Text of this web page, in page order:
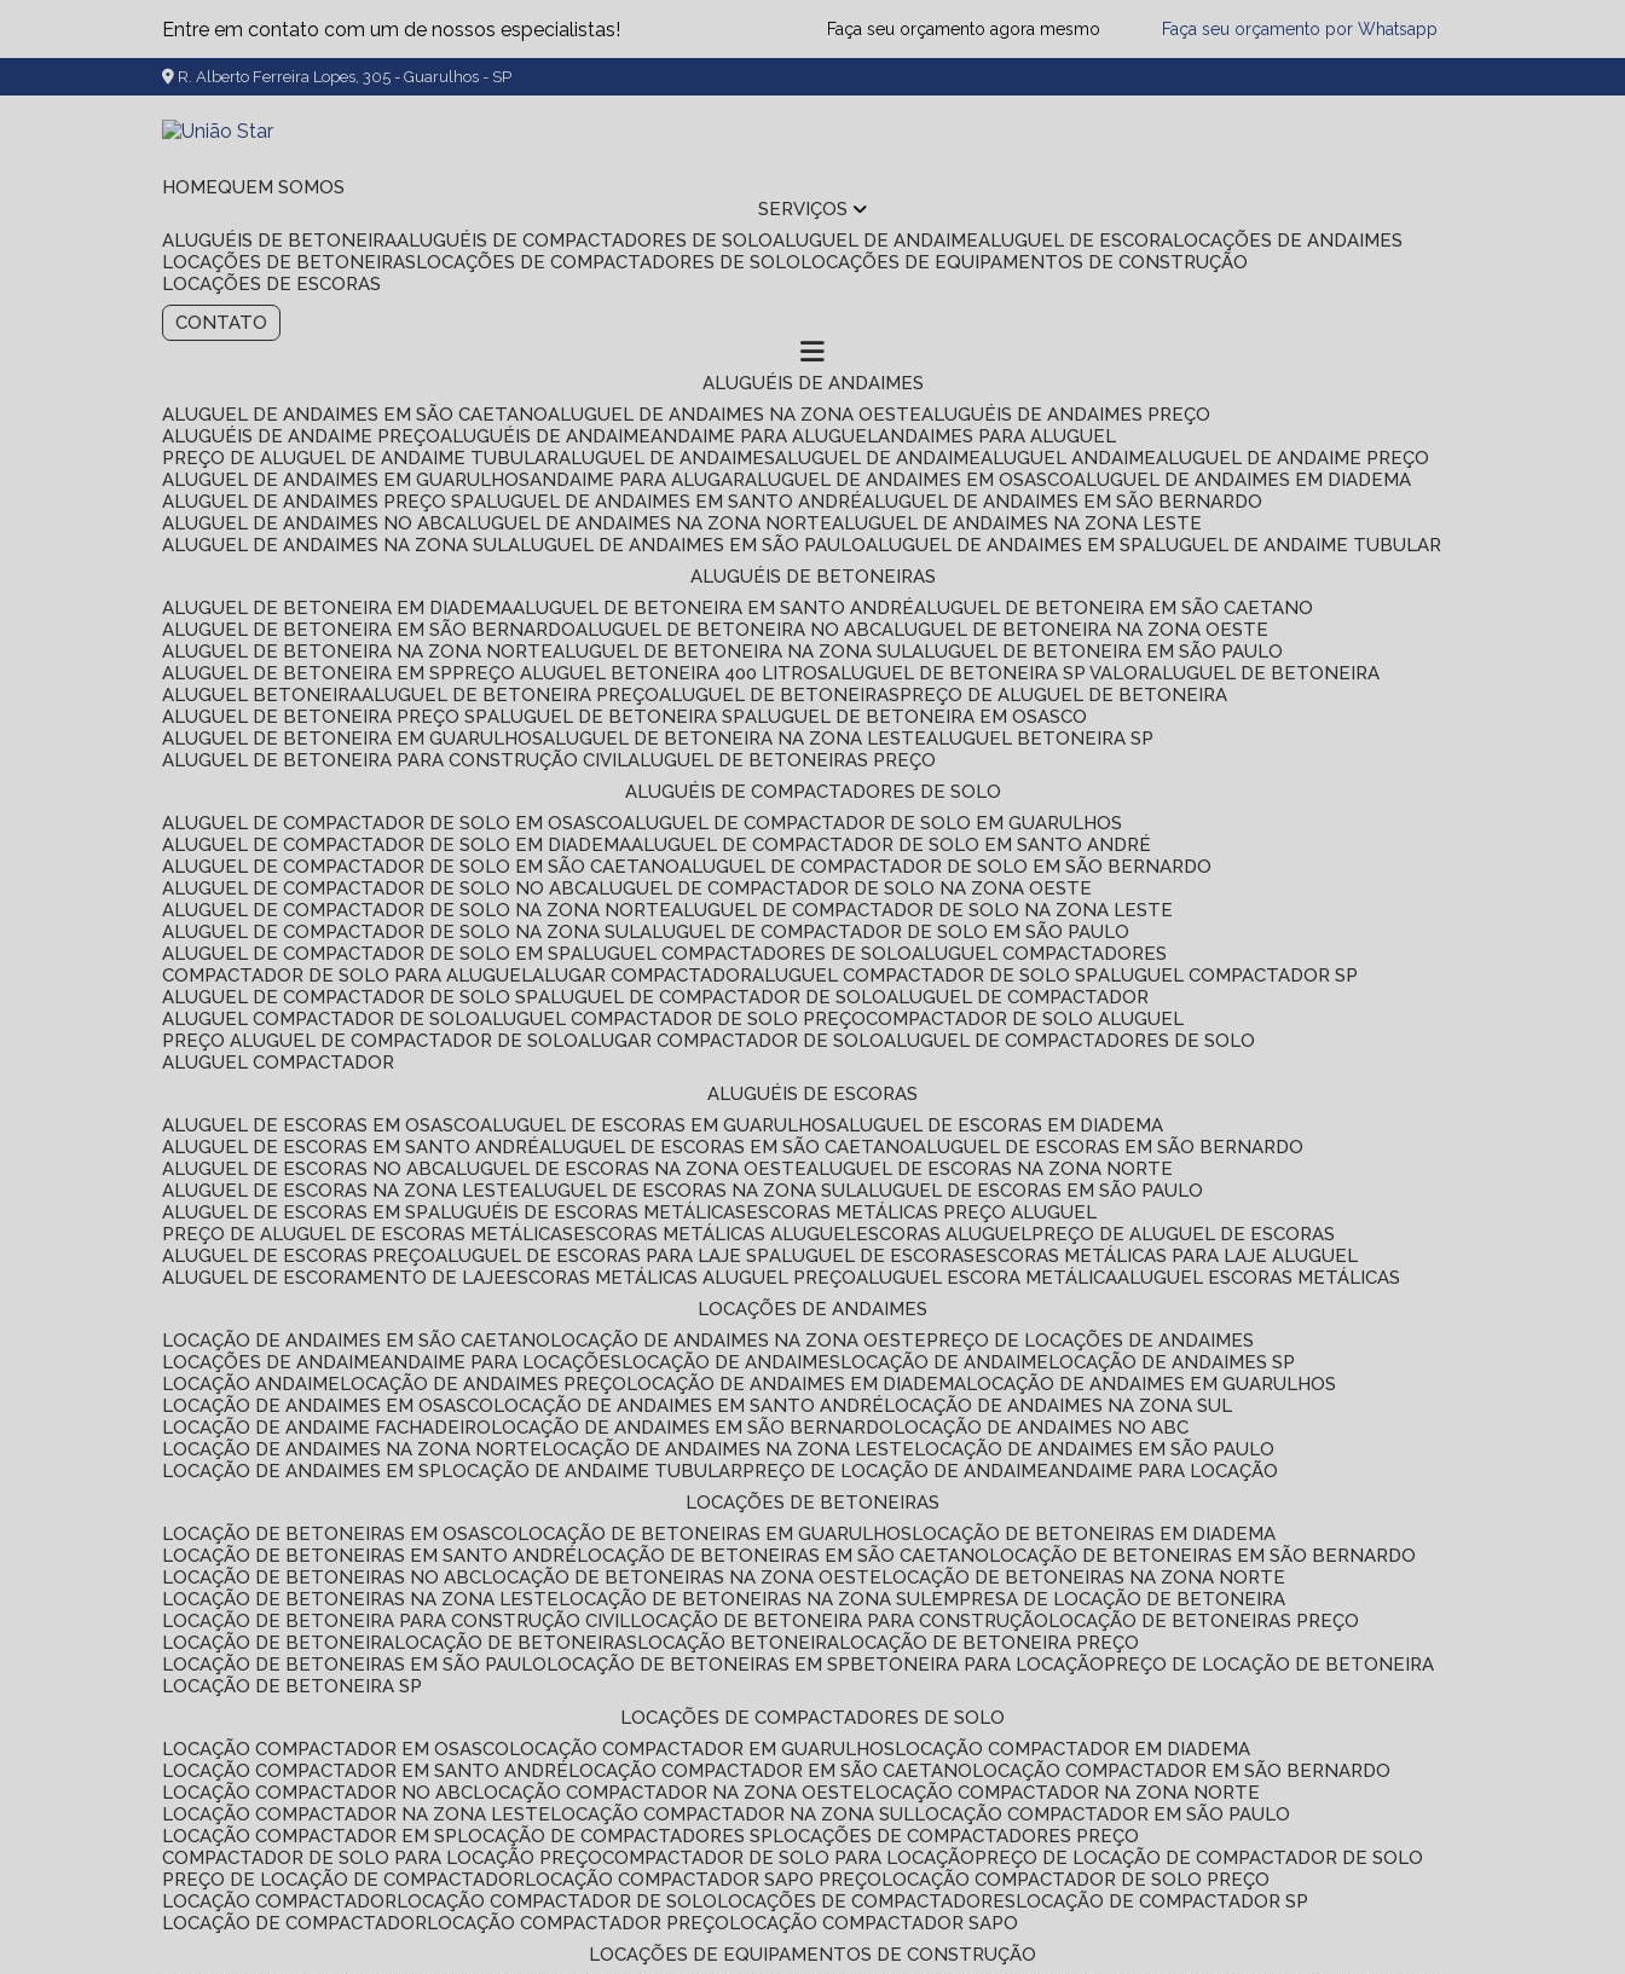
Entre em contato com um de nossos especialistas! Faça seu orçamento agora mesmo Faça seu orçamento por Whatsapp
R. Alberto Ferreira Lopes, 305 - Guarulhos - SP
HOME
QUEM SOMOS
SERVIÇOS
ALUGUÉIS DE BETONEIRA ALUGUÉIS DE COMPACTADORES DE SOLO ALUGUEL DE ANDAIME ALUGUEL DE ESCORA LOCAÇÕES DE ANDAIMES
LOCAÇÕES DE BETONEIRAS LOCAÇÕES DE COMPACTADORES DE SOLO LOCAÇÕES DE EQUIPAMENTOS DE CONSTRUÇÃO
LOCAÇÕES DE ESCORAS
CONTATO
ALUGUÉIS DE ANDAIMES
ALUGUEL DE ANDAIMES EM SÃO CAETANO ALUGUEL DE ANDAIMES NA ZONA OESTE ALUGUÉIS DE ANDAIMES PREÇO
ALUGUÉIS DE ANDAIME PREÇO ALUGUÉIS DE ANDAIME ANDAIME PARA ALUGUEL ANDAIMES PARA ALUGUEL
PREÇO DE ALUGUEL DE ANDAIME TUBULAR ALUGUEL DE ANDAIMES ALUGUEL DE ANDAIME ALUGUEL ANDAIME ALUGUEL DE ANDAIME PREÇO
ALUGUEL DE ANDAIMES EM GUARULHOS ANDAIME PARA ALUGAR ALUGUEL DE ANDAIMES EM OSASCO ALUGUEL DE ANDAIMES EM DIADEMA
ALUGUEL DE ANDAIMES PREÇO SP ALUGUEL DE ANDAIMES EM SANTO ANDRÉ ALUGUEL DE ANDAIMES EM SÃO BERNARDO
ALUGUEL DE ANDAIMES NO ABC ALUGUEL DE ANDAIMES NA ZONA NORTE ALUGUEL DE ANDAIMES NA ZONA LESTE
ALUGUEL DE ANDAIMES NA ZONA SUL ALUGUEL DE ANDAIMES EM SÃO PAULO ALUGUEL DE ANDAIMES EM SP ALUGUEL DE ANDAIME TUBULAR
ALUGUÉIS DE BETONEIRAS
ALUGUEL DE BETONEIRA EM DIADEMA ALUGUEL DE BETONEIRA EM SANTO ANDRÉ ALUGUEL DE BETONEIRA EM SÃO CAETANO
ALUGUEL DE BETONEIRA EM SÃO BERNARDO ALUGUEL DE BETONEIRA NO ABC ALUGUEL DE BETONEIRA NA ZONA OESTE
ALUGUEL DE BETONEIRA NA ZONA NORTE ALUGUEL DE BETONEIRA NA ZONA SUL ALUGUEL DE BETONEIRA EM SÃO PAULO
ALUGUEL DE BETONEIRA EM SP
PREÇO ALUGUEL BETONEIRA 400 LITROS ALUGUEL DE BETONEIRA SP VALOR ALUGUEL DE BETONEIRA
ALUGUEL BETONEIRA ALUGUEL DE BETONEIRA PREÇO ALUGUEL DE BETONEIRAS
PREÇO DE ALUGUEL DE BETONEIRA
ALUGUEL DE BETONEIRA PREÇO SP ALUGUEL DE BETONEIRA SP ALUGUEL DE BETONEIRA EM OSASCO
ALUGUEL DE BETONEIRA EM GUARULHOS ALUGUEL DE BETONEIRA NA ZONA LESTE ALUGUEL BETONEIRA SP
ALUGUEL DE BETONEIRA PARA CONSTRUÇÃO CIVIL ALUGUEL DE BETONEIRAS PREÇO
ALUGUÉIS DE COMPACTADORES DE SOLO
ALUGUEL DE COMPACTADOR DE SOLO EM OSASCO ALUGUEL DE COMPACTADOR DE SOLO EM GUARULHOS
ALUGUEL DE COMPACTADOR DE SOLO EM DIADEMA ALUGUEL DE COMPACTADOR DE SOLO EM SANTO ANDRÉ
ALUGUEL DE COMPACTADOR DE SOLO EM SÃO CAETANO ALUGUEL DE COMPACTADOR DE SOLO EM SÃO BERNARDO
ALUGUEL DE COMPACTADOR DE SOLO NO ABC ALUGUEL DE COMPACTADOR DE SOLO NA ZONA OESTE
ALUGUEL DE COMPACTADOR DE SOLO NA ZONA NORTE ALUGUEL DE COMPACTADOR DE SOLO NA ZONA LESTE
ALUGUEL DE COMPACTADOR DE SOLO NA ZONA SUL ALUGUEL DE COMPACTADOR DE SOLO EM SÃO PAULO
ALUGUEL DE COMPACTADOR DE SOLO EM SP ALUGUEL COMPACTADORES DE SOLO ALUGUEL COMPACTADORES
COMPACTADOR DE SOLO PARA ALUGUEL ALUGAR COMPACTADOR ALUGUEL COMPACTADOR DE SOLO SP ALUGUEL COMPACTADOR SP
ALUGUEL DE COMPACTADOR DE SOLO SP ALUGUEL DE COMPACTADOR DE SOLO ALUGUEL DE COMPACTADOR
ALUGUEL COMPACTADOR DE SOLO ALUGUEL COMPACTADOR DE SOLO PREÇO COMPACTADOR DE SOLO ALUGUEL
PREÇO ALUGUEL DE COMPACTADOR DE SOLO ALUGAR COMPACTADOR DE SOLO ALUGUEL DE COMPACTADORES DE SOLO
ALUGUEL COMPACTADOR
ALUGUÉIS DE ESCORAS
ALUGUEL DE ESCORAS EM OSASCO ALUGUEL DE ESCORAS EM GUARULHOS ALUGUEL DE ESCORAS EM DIADEMA
ALUGUEL DE ESCORAS EM SANTO ANDRÉ ALUGUEL DE ESCORAS EM SÃO CAETANO ALUGUEL DE ESCORAS EM SÃO BERNARDO
ALUGUEL DE ESCORAS NO ABC ALUGUEL DE ESCORAS NA ZONA OESTE ALUGUEL DE ESCORAS NA ZONA NORTE
ALUGUEL DE ESCORAS NA ZONA LESTE ALUGUEL DE ESCORAS NA ZONA SUL ALUGUEL DE ESCORAS EM SÃO PAULO
ALUGUEL DE ESCORAS EM SP ALUGUÉIS DE ESCORAS METÁLICAS
ESCORAS METÁLICAS PREÇO ALUGUEL
PREÇO DE ALUGUEL DE ESCORAS METÁLICAS
ESCORAS METÁLICAS ALUGUEL ESCORAS ALUGUEL
PREÇO DE ALUGUEL DE ESCORAS
ALUGUEL DE ESCORAS PREÇO ALUGUEL DE ESCORAS PARA LAJE SP ALUGUEL DE ESCORAS
ESCORAS METÁLICAS PARA LAJE ALUGUEL
ALUGUEL DE ESCORAMENTO DE LAJE
ESCORAS METÁLICAS ALUGUEL PREÇO ALUGUEL ESCORA METÁLICA ALUGUEL ESCORAS METÁLICAS
LOCAÇÕES DE ANDAIMES
LOCAÇÃO DE ANDAIMES EM SÃO CAETANO LOCAÇÃO DE ANDAIMES NA ZONA OESTE
PREÇO DE LOCAÇÕES DE ANDAIMES
LOCAÇÕES DE ANDAIME ANDAIME PARA LOCAÇÕES LOCAÇÃO DE ANDAIMES LOCAÇÃO DE ANDAIME LOCAÇÃO DE ANDAIMES SP
LOCAÇÃO ANDAIME LOCAÇÃO DE ANDAIMES PREÇO LOCAÇÃO DE ANDAIMES EM DIADEMA LOCAÇÃO DE ANDAIMES EM GUARULHOS
LOCAÇÃO DE ANDAIMES EM OSASCO LOCAÇÃO DE ANDAIMES EM SANTO ANDRÉ LOCAÇÃO DE ANDAIMES NA ZONA SUL
LOCAÇÃO DE ANDAIME FACHADEIRO LOCAÇÃO DE ANDAIMES EM SÃO BERNARDO LOCAÇÃO DE ANDAIMES NO ABC
LOCAÇÃO DE ANDAIMES NA ZONA NORTE LOCAÇÃO DE ANDAIMES NA ZONA LESTE LOCAÇÃO DE ANDAIMES EM SÃO PAULO
LOCAÇÃO DE ANDAIMES EM SP LOCAÇÃO DE ANDAIME TUBULAR PREÇO DE LOCAÇÃO DE ANDAIME ANDAIME PARA LOCAÇÃO
LOCAÇÕES DE BETONEIRAS
LOCAÇÃO DE BETONEIRAS EM OSASCO LOCAÇÃO DE BETONEIRAS EM GUARULHOS LOCAÇÃO DE BETONEIRAS EM DIADEMA
LOCAÇÃO DE BETONEIRAS EM SANTO ANDRÉ LOCAÇÃO DE BETONEIRAS EM SÃO CAETANO LOCAÇÃO DE BETONEIRAS EM SÃO BERNARDO
LOCAÇÃO DE BETONEIRAS NO ABC LOCAÇÃO DE BETONEIRAS NA ZONA OESTE LOCAÇÃO DE BETONEIRAS NA ZONA NORTE
LOCAÇÃO DE BETONEIRAS NA ZONA LESTE LOCAÇÃO DE BETONEIRAS NA ZONA SUL
EMPRESA DE LOCAÇÃO DE BETONEIRA
LOCAÇÃO DE BETONEIRA PARA CONSTRUÇÃO CIVIL LOCAÇÃO DE BETONEIRA PARA CONSTRUÇÃO LOCAÇÃO DE BETONEIRAS PREÇO
LOCAÇÃO DE BETONEIRA LOCAÇÃO DE BETONEIRAS LOCAÇÃO BETONEIRA LOCAÇÃO DE BETONEIRA PREÇO
LOCAÇÃO DE BETONEIRAS EM SÃO PAULO LOCAÇÃO DE BETONEIRAS EM SP BETONEIRA PARA LOCAÇÃO
PREÇO DE LOCAÇÃO DE BETONEIRA
LOCAÇÃO DE BETONEIRA SP
LOCAÇÕES DE COMPACTADORES DE SOLO
LOCAÇÃO COMPACTADOR EM OSASCO LOCAÇÃO COMPACTADOR EM GUARULHOS LOCAÇÃO COMPACTADOR EM DIADEMA
LOCAÇÃO COMPACTADOR EM SANTO ANDRÉ LOCAÇÃO COMPACTADOR EM SÃO CAETANO LOCAÇÃO COMPACTADOR EM SÃO BERNARDO
LOCAÇÃO COMPACTADOR NO ABC LOCAÇÃO COMPACTADOR NA ZONA OESTE LOCAÇÃO COMPACTADOR NA ZONA NORTE
LOCAÇÃO COMPACTADOR NA ZONA LESTE LOCAÇÃO COMPACTADOR NA ZONA SUL LOCAÇÃO COMPACTADOR EM SÃO PAULO
LOCAÇÃO COMPACTADOR EM SP LOCAÇÃO DE COMPACTADORES SP LOCAÇÕES DE COMPACTADORES PREÇO
COMPACTADOR DE SOLO PARA LOCAÇÃO PREÇO COMPACTADOR DE SOLO PARA LOCAÇÃO
PREÇO DE LOCAÇÃO DE COMPACTADOR DE SOLO
PREÇO DE LOCAÇÃO DE COMPACTADOR LOCAÇÃO COMPACTADOR SAPO PREÇO LOCAÇÃO COMPACTADOR DE SOLO PREÇO
LOCAÇÃO COMPACTADOR LOCAÇÃO COMPACTADOR DE SOLO LOCAÇÕES DE COMPACTADORES LOCAÇÃO DE COMPACTADOR SP
LOCAÇÃO DE COMPACTADOR LOCAÇÃO COMPACTADOR PREÇO LOCAÇÃO COMPACTADOR SAPO
LOCAÇÕES DE EQUIPAMENTOS DE CONSTRUÇÃO